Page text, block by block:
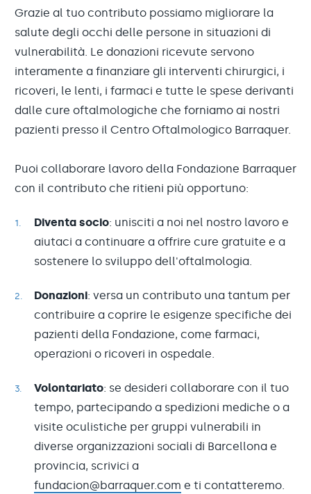
Grazie al tuo contributo possiamo migliorare la
salute degli occhi delle persone in situazioni di
vulnerabilità. Le donazioni ricevute servono
interamente a finanziare gli interventi chirurgici, i
ricoveri, le lenti, i farmaci e tutte le spese derivanti
dalle cure oftalmologiche che forniamo ai nostri
pazienti presso il Centro Oftalmologico Barraquer.
Puoi collaborare lavoro della Fondazione Barraquer
con il contributo che ritieni più opportuno:
Diventa socio: unisciti a noi nel nostro lavoro e
aiutaci a continuare a offrire cure gratuite e a
sostenere lo sviluppo dell'oftalmologia.
Donazioni: versa un contributo una tantum per
contribuire a coprire le esigenze specifiche dei
pazienti della Fondazione, come farmaci,
operazioni o ricoveri in ospedale.
Volontariato: se desideri collaborare con il tuo
tempo, partecipando a spedizioni mediche o a
visite oculistiche per gruppi vulnerabili in
diverse organizzazioni sociali di Barcellona e
provincia, scrivici a
fundacion@barraquer.com e ti contatteremo.